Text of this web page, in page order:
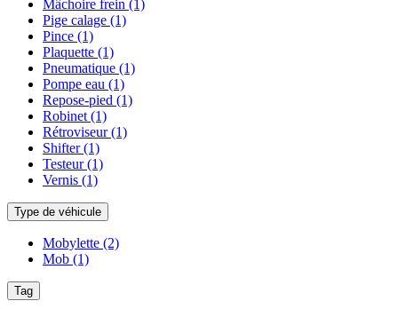
Mâchoire frein (1)
Pige calage (1)
Pince (1)
Plaquette (1)
Pneumatique (1)
Pompe eau (1)
Repose-pied (1)
Robinet (1)
Rétroviseur(1)
Shifter(1)
Testeur(1)
Vernis (1)
Type de véhicule
Mobylette (2)
Mob (1)
Tag